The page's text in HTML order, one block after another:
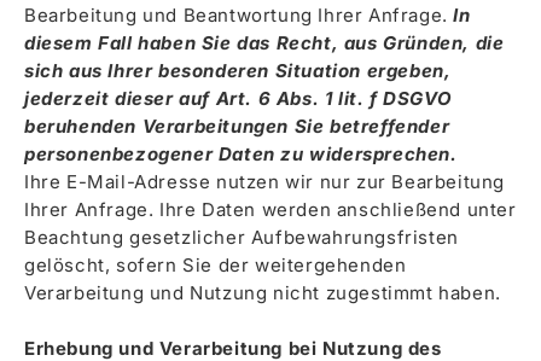
Bearbeitung und Beantwortung Ihrer Anfrage. In
diesem Fall haben Sie das Recht, aus Gründen, die
sich aus Ihrer besonderen Situation ergeben,
jederzeit dieser auf Art. 6 Abs. 1 lit. f DSGVO
beruhenden Verarbeitungen Sie betreffender
personenbezogener Daten zu widersprechen.
Ihre E-Mail-Adresse nutzen wir nur zur Bearbeitung
Ihrer Anfrage. Ihre Daten werden anschließend unter
Beachtung gesetzlicher Aufbewahrungsfristen
gelöscht, sofern Sie der weitergehenden
Verarbeitung und Nutzung nicht zugestimmt haben.
Erhebung und Verarbeitung bei Nutzung des